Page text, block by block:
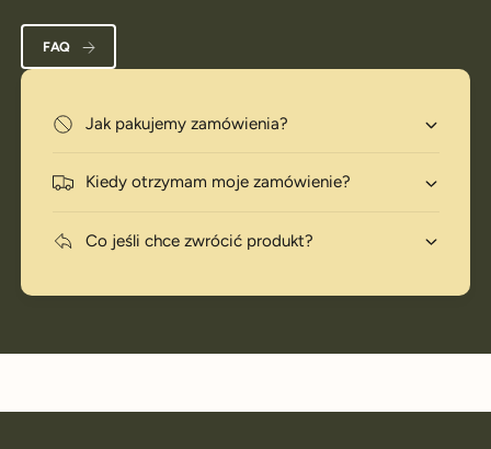
FAQ
Jak pakujemy zamówienia?
Kiedy otrzymam moje zamówienie?
Co jeśli chce zwrócić produkt?